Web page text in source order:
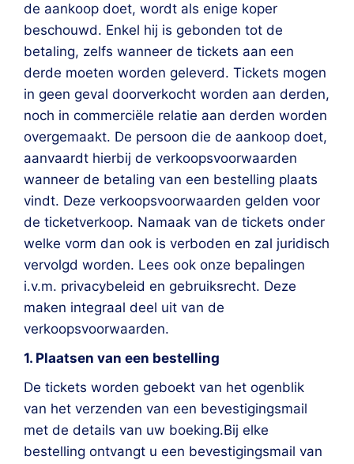
de aankoop doet, wordt als enige koper
beschouwd. Enkel hij is gebonden tot de
betaling, zelfs wanneer de tickets aan een
derde moeten worden geleverd. Tickets mogen
in geen geval doorverkocht worden aan derden,
noch in commerciële relatie aan derden worden
overgemaakt. De persoon die de aankoop doet,
aanvaardt hierbij de verkoopsvoorwaarden
wanneer de betaling van een bestelling plaats
vindt. Deze verkoopsvoorwaarden gelden voor
de ticketverkoop. Namaak van de tickets onder
welke vorm dan ook is verboden en zal juridisch
vervolgd worden. Lees ook onze bepalingen
i.v.m. privacybeleid en gebruiksrecht. Deze
maken integraal deel uit van de
verkoopsvoorwaarden.
1. Plaatsen van een bestelling
De tickets worden geboekt van het ogenblik
van het verzenden van een bevestigingsmail
met de details van uw boeking.Bij elke
bestelling ontvangt u een bevestigingsmail van